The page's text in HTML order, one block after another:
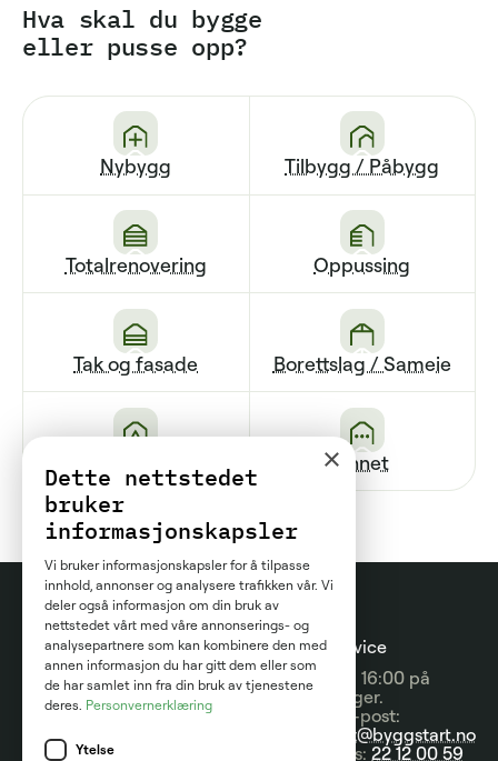
Hva skal du bygge
eller pusse opp?
Nybygg Tilbygg / Påbygg
Totalrenovering Oppussing
Tak og fasade Borettslag / Sameie
Annet
Prosjektguider
Prisguider
Artikler
Nyheter
For
entreprenører
Om tjenesten
Kundeservice
09:00 - 16:00 på
hverdager.
Send e-post:
kontakt@byggstart.no
Ring oss: 22 12 00 59
×
Dette nettstedet
bruker
informasjonskapsler
Vi bruker informasjonskapsler for å tilpasse
innhold, annonser og analysere trafikken vår. Vi
deler også informasjon om din bruk av
nettstedet vårt med våre annonserings- og
analysepartnere som kan kombinere den med
annen informasjon du har gitt dem eller som
de har samlet inn fra din bruk av tjenestene
deres. Personvernerklæring
Ytelse